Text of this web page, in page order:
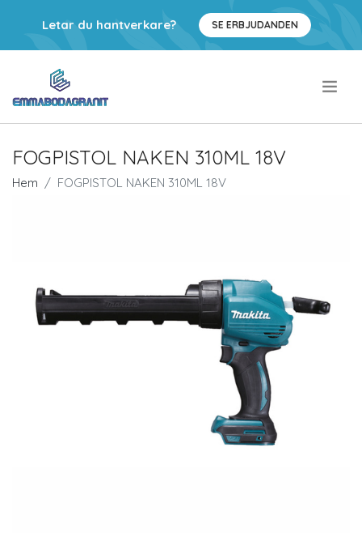
Letar du hantverkare? SE ERBJUDANDEN
FOGPISTOL NAKEN 310ML 18V
Hem FOGPISTOL NAKEN 310ML 18V